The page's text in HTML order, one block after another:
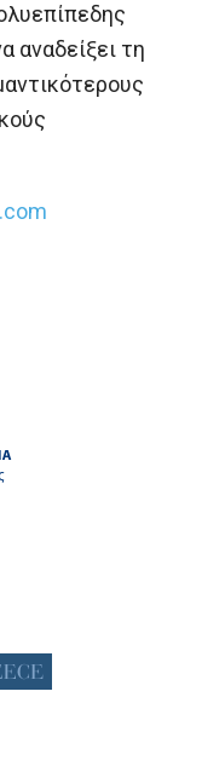
αναδείξει τη